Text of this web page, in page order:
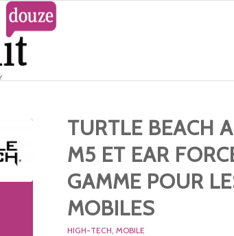
TURTLE BEACH
M5 ET EAR
GAMME POUR
MOBILES
HIGH-TECH, MOBILE